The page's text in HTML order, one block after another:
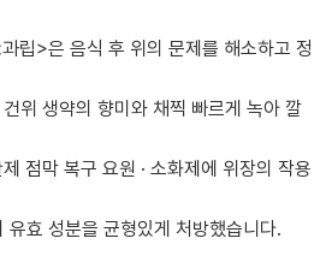
립>은 음식 후 위의 문제를 해소하고 정
위 생약의 향미와 채찍 빠르게 녹아 깔
점막 복구 요원 · 소화제에 위장의 작용
효 성분을 균형있게 처방했습니다.